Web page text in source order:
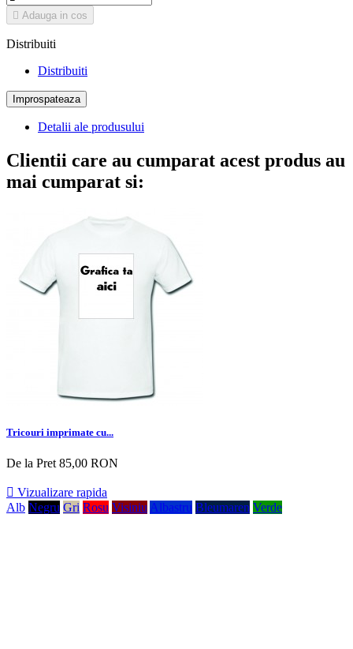
 Adauga in cos
Distribuiti
Distribuiti
Detalii ale produsului
Clientii care au cumparat acest produs au
mai cumparat si:
Tricouri imprimate cu...
De la Pret 85,00 RON
 Vizualizare rapida
Alb Negru Gri Rosu Visiniu Albastru Bleumaren Verde